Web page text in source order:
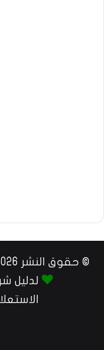
© حقوق النشر 2026، جميع الحقوق محفوظة |
لدليل